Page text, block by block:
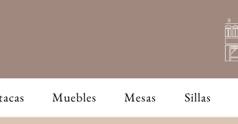
Muebles Mesas Sillas